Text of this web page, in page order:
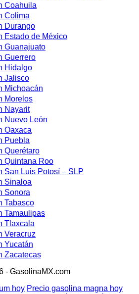
Coahuila
Colima
Durango
Estado de México
Guanajuato
Guerrero
Hidalgo
Jalisco
Michoacán
Morelos
Nayarit
Nuevo León
Oaxaca
Puebla
Querétaro
Quintana Roo
San Luis Potosí – SLP
Sinaloa
Sonora
Tabasco
Tamaulipas
Tlaxcala
Veracruz
Yucatán
Zacatecas
- GasolinaMX.com
hoy Precio gasolina magna hoy